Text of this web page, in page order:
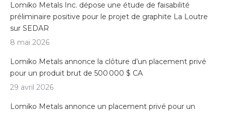
Lomiko Metals Inc. dépose une étude de faisabilité
préliminaire positive pour le projet de graphite La Loutre
sur SEDAR
8 mai 2026
Lomiko Metals annonce la clôture d’un placement privé
pour un produit brut de 500 000 $ CA
29 avril 2026
Lomiko Metals annonce un placement privé pour un